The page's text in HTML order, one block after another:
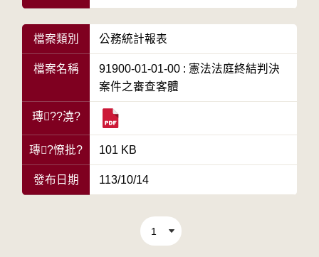
檔案類別 公務統計報表
檔案名稱
91900-01-01-00 : 憲法法庭終結判決
案件之審查客體
瑼??澆?
瑼?憭批? 101 KB
發布日期 113/10/14